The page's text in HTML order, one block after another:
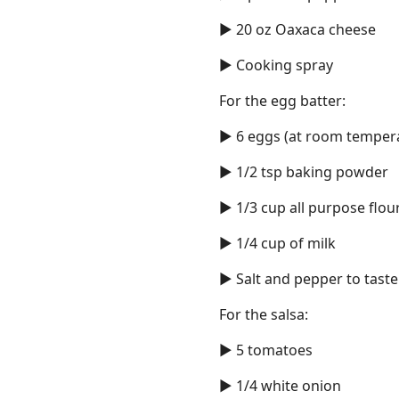
► 20 oz Oaxaca cheese
► Cooking spray
For the egg batter:
► 6 eggs (at room
► 1/2 tsp baking powder
► 1/3 cup all purpose
► 1/4 cup of milk
► Salt and pepper to taste
For the salsa:
► 5 tomatoes
► 1/4 white onion